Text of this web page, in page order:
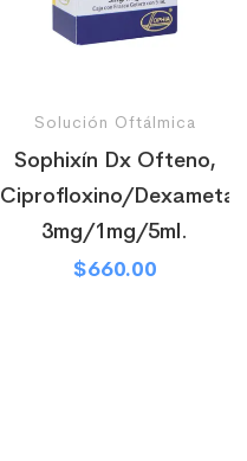
Solución Oftálmica
Sophixín Dx Ofteno,
Ciprofloxino/
3mg/1mg/5ml.
$660.00